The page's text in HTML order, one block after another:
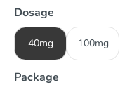
Dosage
40mg 100mg
Package